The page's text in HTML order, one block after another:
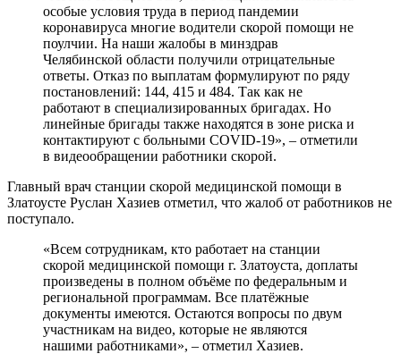
особые условия труда в период пандемии
коронавируса многие водители скорой помощи не
поулчии. На наши жалобы в минздрав
Челябинской области получили отрицательные
ответы. Отказ по выплатам формулируют по ряду
постановлений: 144, 415 и 484. Так как не
работают в специализированных бригадах. Но
линейные бригады также находятся в зоне риска и
контактируют с больными COVID-19», – отметили
в видеообращении работники скорой.
Главный врач станции скорой медицинской помощи в
Златоусте Руслан Хазиев отметил, что жалоб от работников не
поступало.
«Всем сотрудникам, кто работает на станции
скорой медицинской помощи г. Златоуста, доплаты
произведены в полном объёме по федеральным и
региональной программам. Все платёжные
документы имеются. Остаются вопросы по двум
участникам на видео, которые не являются
нашими работниками», – отметил Хазиев.